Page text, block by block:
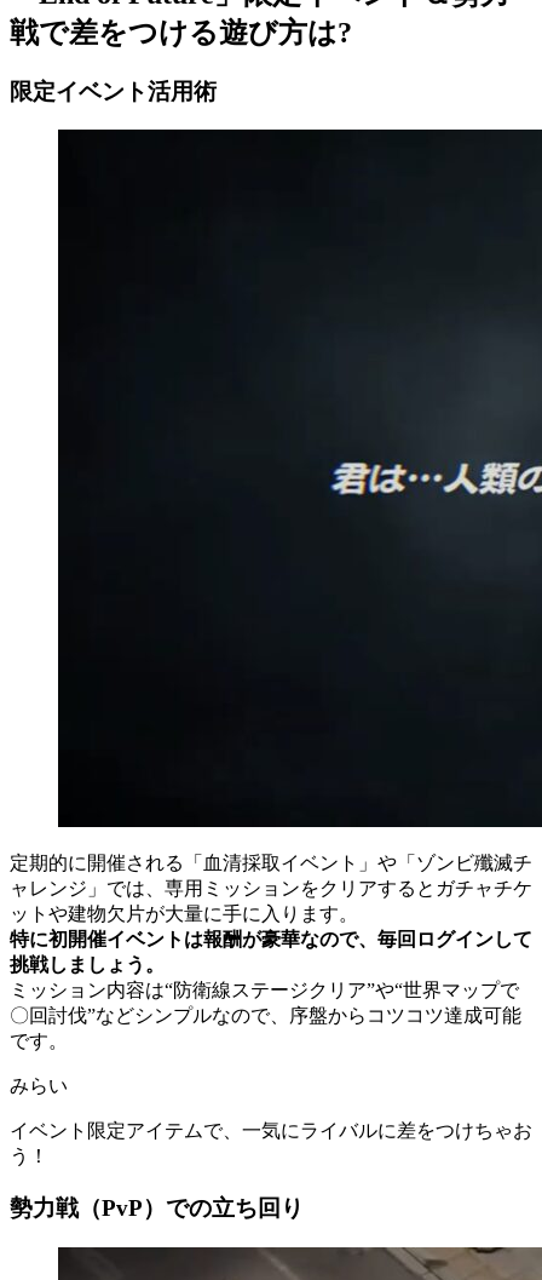
戦で差をつける遊び方は?
限定イベント活用術
定期的に開催される「血清採取イベント」や「ゾンビ殲滅チ
ャレンジ」では、専用ミッションをクリアするとガチャチケ
ットや建物欠片が大量に手に入ります。
特に初開催イベントは報酬が豪華なので、毎回ログインして
挑戦しましょう。
ミッション内容は“防衛線ステージクリア”や“世界マップで
〇回討伐”などシンプルなので、序盤からコツコツ達成可能
です。
みらい
イベント限定アイテムで、一気にライバルに差をつけちゃお
う！
勢力戦（PvP）での立ち回り